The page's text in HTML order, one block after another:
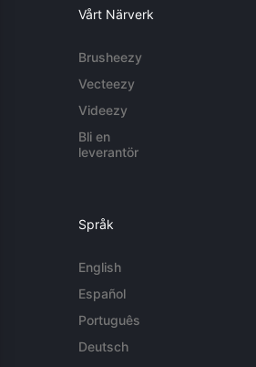
Vårt Närverk
Brusheezy
Vecteezy
Videezy
Bli en
leverantör
Språk
English
Español
Português
Deutsch